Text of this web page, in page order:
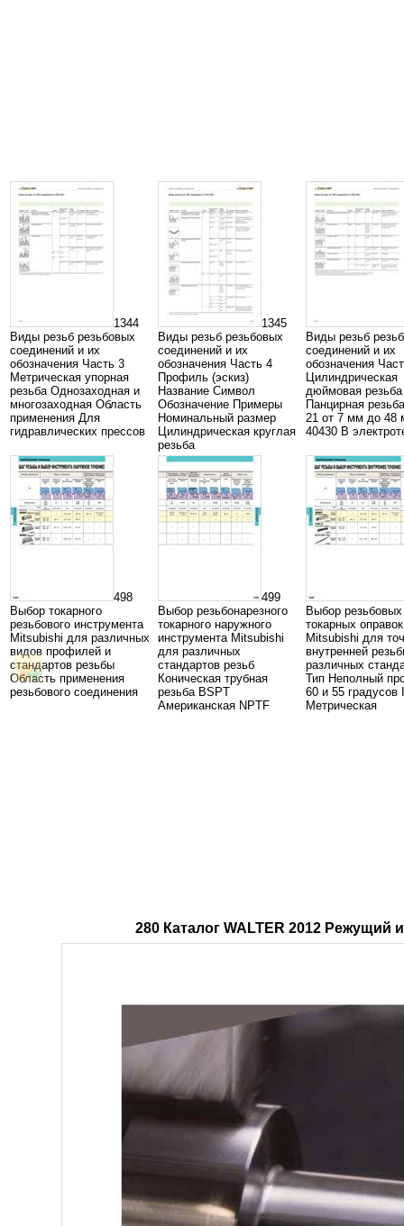
1344
Виды резьб резьбовых
соединений и их
обозначения Часть 3
Метрическая упорная
резьба Однозаходная и
многозаходная Область
применения Для
гидравлических прессов
1345
Виды резьб резьбовых
соединений и их
обозначения Часть 4
Профиль (эскиз)
Название Символ
Обозначение Примеры
Номинальный размер
Цилиндрическая круглая
резьба
Виды резьб
соединений и их
обозначения
Цилиндрическая
дюймовая резьба
Панцирная
21 от 7 мм до 48
40430 В
498
Выбор токарного
резьбового инструмента
Mitsubishi для различных
видов профилей и
стандартов резьбы
Область применения
резьбового соединения
499
Выбор резьбонарезного
токарного наружного
инструмента Mitsubishi
для различных
стандартов резьб
Коническая трубная
резьба BSPT
Американская NPTF
Выбор резьбовых
токарных оправок
Mitsubishi для
внутренней
различных
Тип Неполный
60 и 55 градусов
Метрическая
280 Каталог WALTER 2012 Режущий